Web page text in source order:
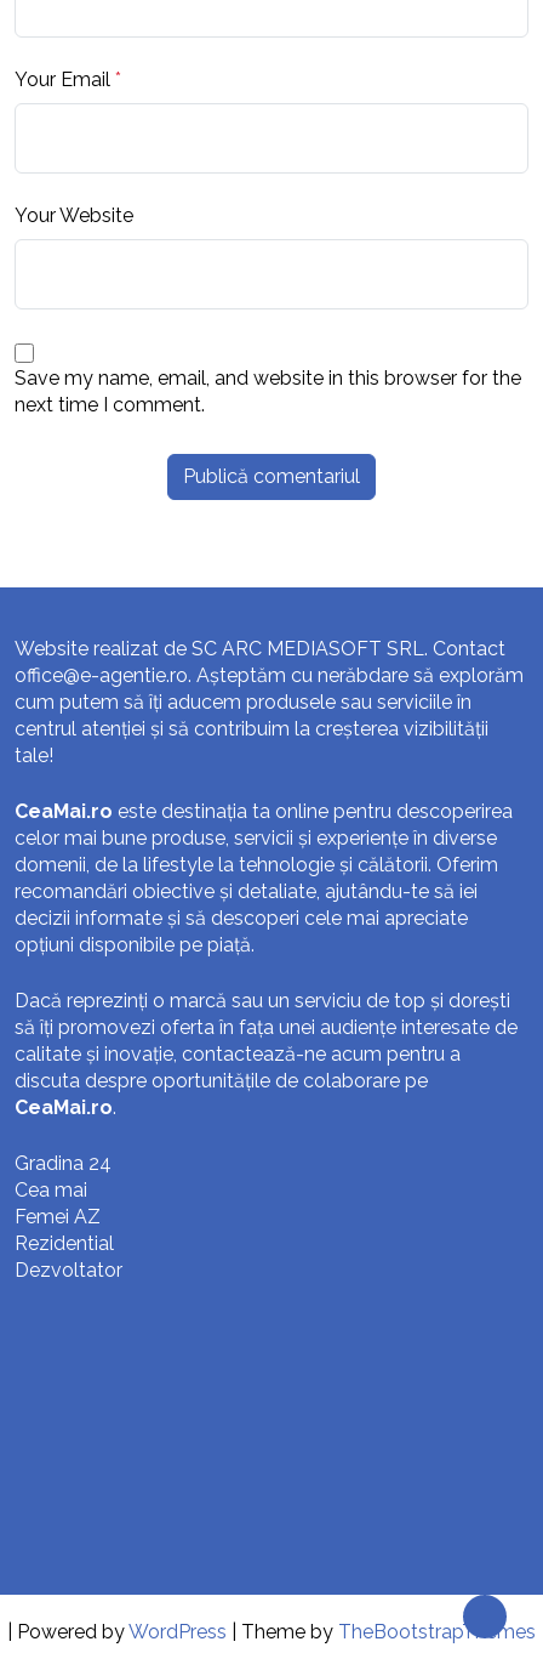
Your Email *
Your Website
Save my name, email, and website in this browser for the
next time I comment.
Website realizat de SC ARC MEDIASOFT SRL. Contact
office@e-agentie.ro. Așteptăm cu nerăbdare să explorăm
cum putem să îți aducem produsele sau serviciile în
centrul atenției și să contribuim la creșterea vizibilității
tale!
CeaMai.ro este destinația ta online pentru descoperirea
celor mai bune produse, servicii și experiențe în diverse
domenii, de la lifestyle la tehnologie și călătorii. Oferim
recomandări obiective și detaliate, ajutându-te să iei
decizii informate și să descoperi cele mai apreciate
opțiuni disponibile pe piață.
Dacă reprezinți o marcă sau un serviciu de top și dorești
să îți promovezi oferta în fața unei audiențe interesate de
calitate și inovație, contactează-ne acum pentru a
discuta despre oportunitățile de colaborare pe
CeaMai.ro.
Gradina 24
Cea mai
Femei AZ
Rezidential
Dezvoltator
| Powered byWordPress | Theme by TheBootstrapThemes